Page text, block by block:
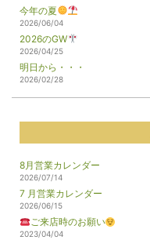
今年の夏
2026/06/04
2026のGW
2026/04/25
明日から・・・
2026/02/28
8月営業カレンダー
2026/07/14
7 月営業カレンダー
2026/06/15
ご来店時のお願い
2023/04/04